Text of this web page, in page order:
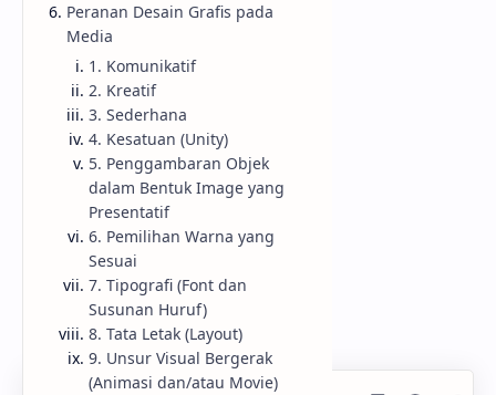
RTL Mode
Rich Results Test
PageSpeed Insights
Peranan Desain Grafis pada
Media
1. Komunikatif
2. Kreatif
3. Sederhana
4. Kesatuan (Unity)
5. Penggambaran Objek
dalam Bentuk Image yang
Presentatif
6. Pemilihan Warna yang
Sesuai
7. Tipografi (Font dan
Susunan Huruf)
8. Tata Letak (Layout)
9. Unsur Visual Bergerak
(Animasi dan/atau Movie)